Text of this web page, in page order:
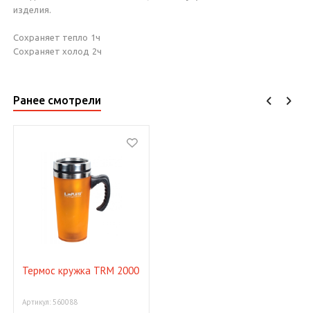
изделия.
Сохраняет тепло 1ч
Сохраняет холод 2ч
Ранее смотрели
Термос кружка TRM 2000
Артикул: 560088